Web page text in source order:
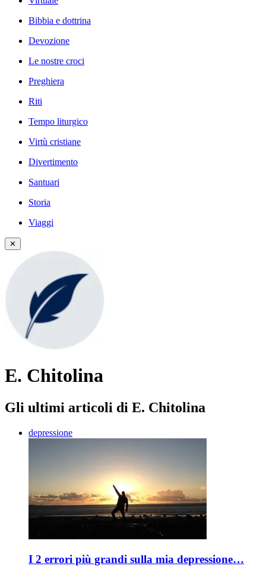
Bibbia e dottrina
Devozione
Le nostre croci
Preghiera
Riti
Tempo liturgico
Virtù cristiane
Divertimento
Santuari
Storia
Viaggi
✕
E. Chitolina
Gli ultimi articoli di E. Chitolina
depressione
I 2 errori più grandi sulla mia depressione…